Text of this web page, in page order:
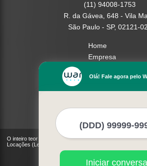
(11) 94008-1753
R. da Gávea, 648 - Vila
São Paulo - SP, 02121-
Home
Empresa
Serviços
Contato
O inteiro teor deste site está sujeito à proteção de direitos
Locações (Lei 9610 de 19/02/1998)
Olá! Fale agora pelo
Iniciar conversa